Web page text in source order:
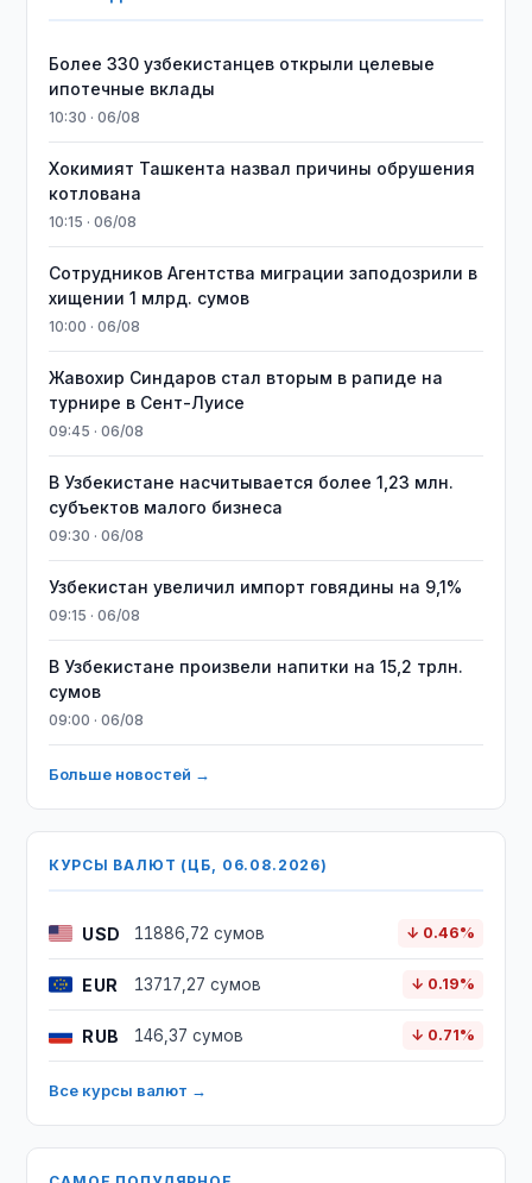
Более 330 узбекистанцев открыли целевые
ипотечные вклады
10:30 · 06/08
Хокимият Ташкента назвал причины обрушения
котлована
10:15 · 06/08
Сотрудников Агентства миграции заподозрили в
хищении 1 млрд. сумов
10:00 · 06/08
Жавохир Синдаров стал вторым в рапиде на
турнире в Сент-Луисе
09:45 · 06/08
В Узбекистане насчитывается более 1,23 млн.
субъектов малого бизнеса
09:30 · 06/08
Узбекистан увеличил импорт говядины на 9,1%
09:15 · 06/08
В Узбекистане произвели напитки на 15,2 трлн.
сумов
09:00 · 06/08
Больше новостей →
КУРСЫ ВАЛЮТ (ЦБ, 06.08.2026)
USD 11886,72 сумов ↓ 0.46%
EUR 13717,27 сумов ↓ 0.19%
RUB 146,37 сумов ↓ 0.71%
Все курсы валют →